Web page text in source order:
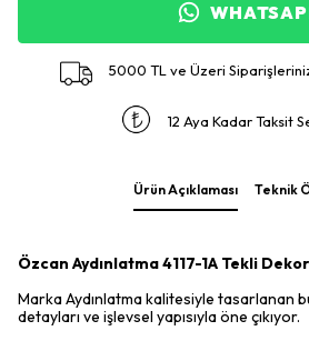
5000 TL ve Üzeri
12 Aya Kadar Taksit
Ürün Açıklaması Teknik
Özcan Aydınlatma 4117-1A Tekli
Marka Aydınlatma kalitesiyle tasarlanan
detayları ve işlevsel yapısıyla öne çıkıyor.